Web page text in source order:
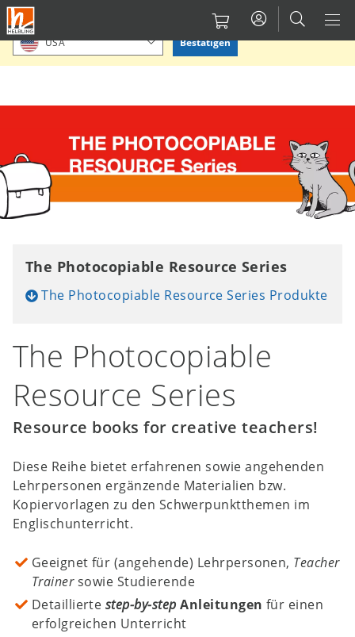
Direkt
zum
Inhalt
Bitte Standort bestätigen oder einen anderen auswählen.
USA Bestätigen
The Photocopiable Resource Series
The Photocopiable Resource Series Produkte
The Photocopiable
Resource Series
Resource books for creative teachers!
Diese Reihe bietet erfahrenen sowie angehenden
Lehrpersonen ergänzende Materialien bzw.
Kopiervorlagen zu den Schwerpunktthemen im
Englischunterricht.
Geeignet für (angehende) Lehrpersonen, Teacher
Trainersowie Studierende
Detaillierte step-by-step Anleitungen für einen
erfolgreichen Unterricht